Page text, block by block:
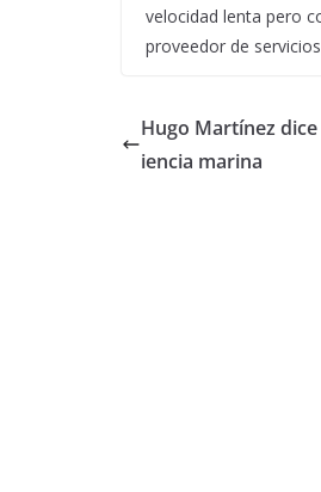
velocidad lenta pero
proveedor de
Hugo Martínez
iencia marina